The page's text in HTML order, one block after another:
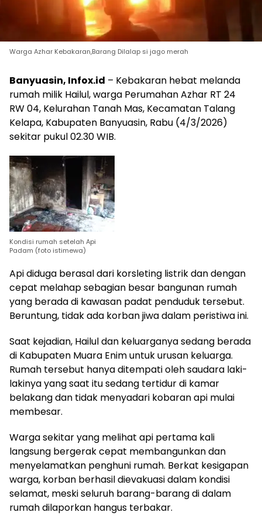
Warga Azhar Kebakaran,Barang Dilalap si jago merah
Banyuasin, Infox.id – Kebakaran hebat melanda
rumah milik Hailul, warga Perumahan Azhar RT 24
RW 04, Kelurahan Tanah Mas, Kecamatan Talang
Kelapa, Kabupaten Banyuasin, Rabu (4/3/2026)
sekitar pukul 02.30 WIB.
Kondisi rumah setelah Api
Padam (foto istimewa)
Api diduga berasal dari korsleting listrik dan dengan
cepat melahap sebagian besar bangunan rumah
yang berada di kawasan padat penduduk tersebut.
Beruntung, tidak ada korban jiwa dalam peristiwa ini.
Saat kejadian, Hailul dan keluarganya sedang berada
di Kabupaten Muara Enim untuk urusan keluarga.
Rumah tersebut hanya ditempati oleh saudara laki-
lakinya yang saat itu sedang tertidur di kamar
belakang dan tidak menyadari kobaran api mulai
membesar.
Warga sekitar yang melihat api pertama kali
langsung bergerak cepat membangunkan dan
menyelamatkan penghuni rumah. Berkat kesigapan
warga, korban berhasil dievakuasi dalam kondisi
selamat, meski seluruh barang-barang di dalam
rumah dilaporkan hangus terbakar.